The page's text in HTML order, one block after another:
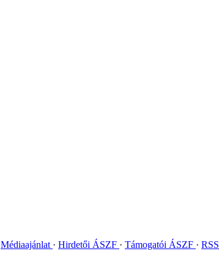
Médiaajánlat Hirdetői ÁSZF Támogatói ÁSZF RSS